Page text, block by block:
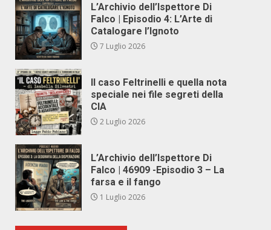
L’Archivio dell’Ispettore Di
Falco | Episodio 4: L’Arte di
Catalogare l’Ignoto
7 Luglio 2026
Il caso Feltrinelli e quella nota
speciale nei file segreti della
CIA
2 Luglio 2026
L’Archivio dell’Ispettore Di
Falco | 46909 -Episodio 3 – La
farsa e il fango
1 Luglio 2026